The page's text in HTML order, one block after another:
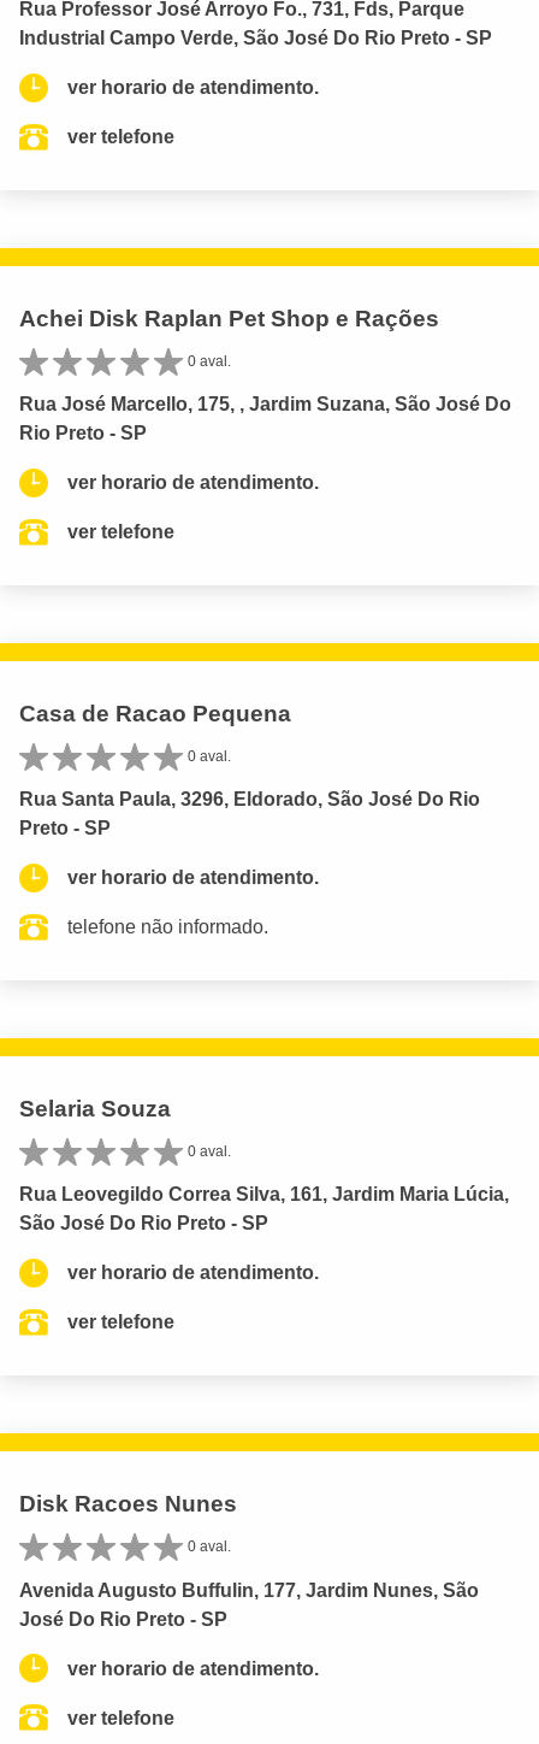
Rua Professor José Arroyo Fo., 731, Fds, Parque
Industrial Campo Verde, São José Do Rio Preto - SP
ver horario de atendimento.
ver telefone
Achei Disk Raplan Pet Shop e Rações
0 aval.
Rua José Marcello, 175, , Jardim Suzana, São José Do
Rio Preto - SP
ver horario de atendimento.
ver telefone
Casa de Racao Pequena
0 aval.
Rua Santa Paula, 3296, Eldorado, São José Do Rio
Preto - SP
ver horario de atendimento.
telefone não informado.
Selaria Souza
0 aval.
Rua Leovegildo Correa Silva, 161, Jardim Maria Lúcia,
São José Do Rio Preto - SP
ver horario de atendimento.
ver telefone
Disk Racoes Nunes
0 aval.
Avenida Augusto Buffulin, 177, Jardim Nunes, São
José Do Rio Preto - SP
ver horario de atendimento.
ver telefone